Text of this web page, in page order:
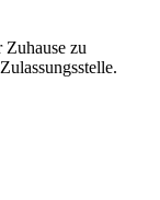
Zuhause zu